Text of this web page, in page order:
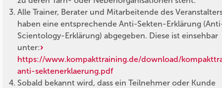
Alle Trainer, Berater und Mitarbeitende des
haben eine entsprechende Anti-Sekten-Erklärung
Scientology-Erklärung) abgegeben. Diese ist einsehbar
unter:
https://www.kompakttraining.de/download/
anti-sektenerklaerung.pdf
Sobald bekannt wird, dass ein Teilnehmer oder Kunde